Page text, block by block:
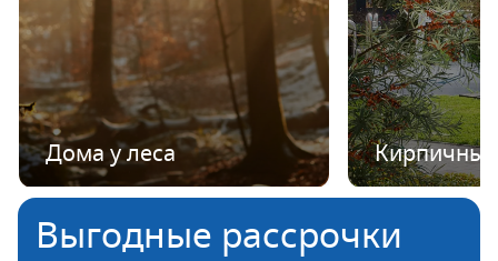
Дома у леса
Выгодные рассрочки